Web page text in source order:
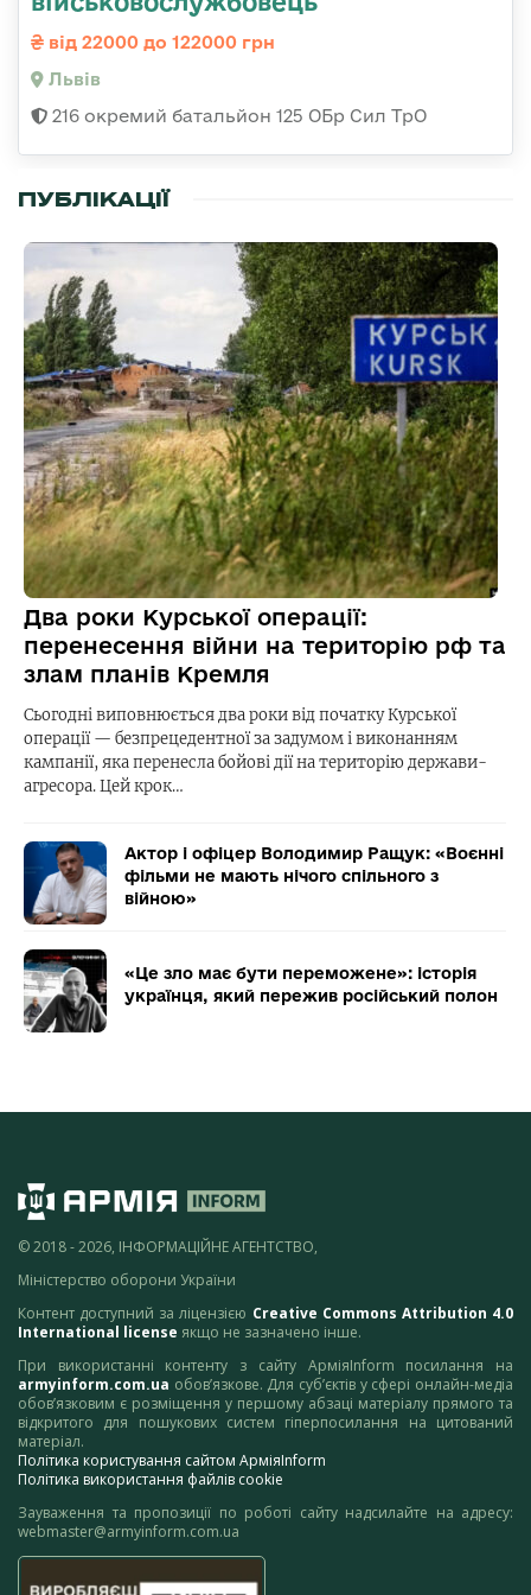
від 22000 до 122000 грн
Львів
216 окремий батальйон 125 ОБр Сил ТрО
ПУБЛІКАЦІЇ
Два роки Курської операції:
перенесення війни на територію рф та
злам планів Кремля
Сьогодні виповнюється два роки від початку Курської
операції — безпрецедентної за задумом і виконанням
кампанії, яка перенесла бойові дії на територію держави-
агресора. Цей крок…
Актор і офіцер Володимир Ращук: «Воєнні
фільми не мають нічого спільного з
війною»
«Це зло має бути переможене»: історія
українця, який пережив російський полон
© 2018 - 2026, ІНФОРМАЦІЙНЕ АГЕНТСТВО,
Міністерство оборони України
Контент доступний за ліцензією Creative Commons Attribution 4.0
International license якщо не зазначено інше.
При використанні контенту з сайту АрміяInform посилання на
armyinform.com.ua обов’язкове. Для суб’єктів у сфері онлайн-медіа
обов’язковим є розміщення у першому абзаці матеріалу прямого та
відкритого для пошукових систем гіперпосилання на цитований
матеріал.
Політика користування сайтом АрміяInform
Політика використання файлів cookie
Зауваження та пропозиції по роботі сайту надсилайте на адресу:
webmaster@armyinform.com.ua